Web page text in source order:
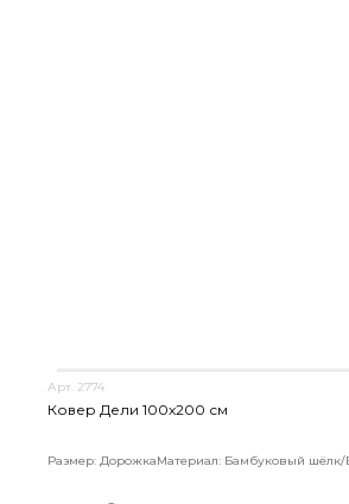
Арт. 2774
Ковер Дели 100х200 см
Размер: ДорожкаМатериал: Бамбуковый шёлк/